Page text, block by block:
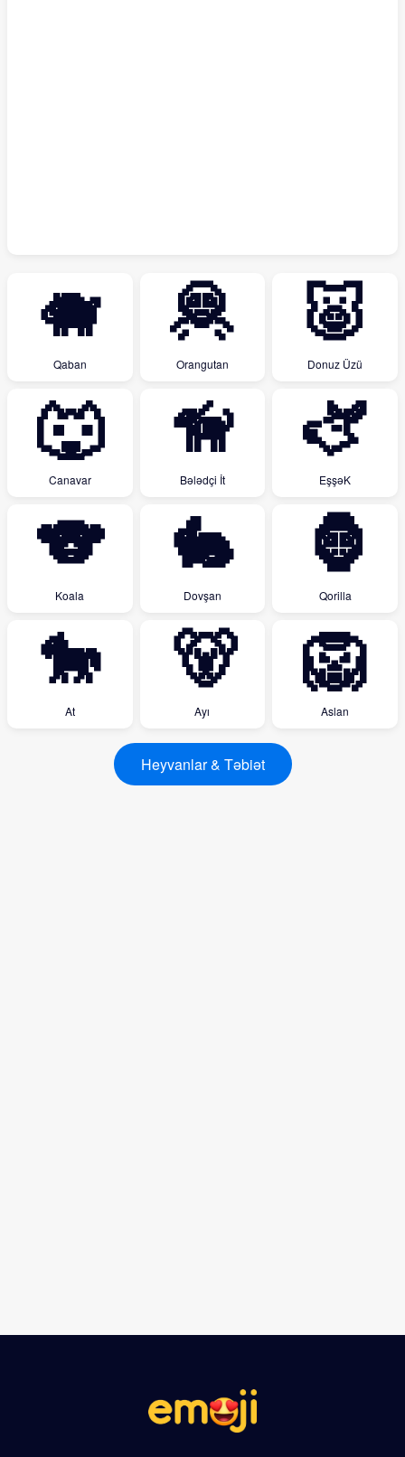
🐗
Qaban
🦧
Orangutan
🐷
Donuz Üzü
🐺
Canavar
🦮
Bələdçi İt
🫏
EşşəK
🐨
Koala
🐇
Dovşan
🦍
Qorilla
🐎
At
🐻
Ayı
🦁
Aslan
Heyvanlar & Təbiət